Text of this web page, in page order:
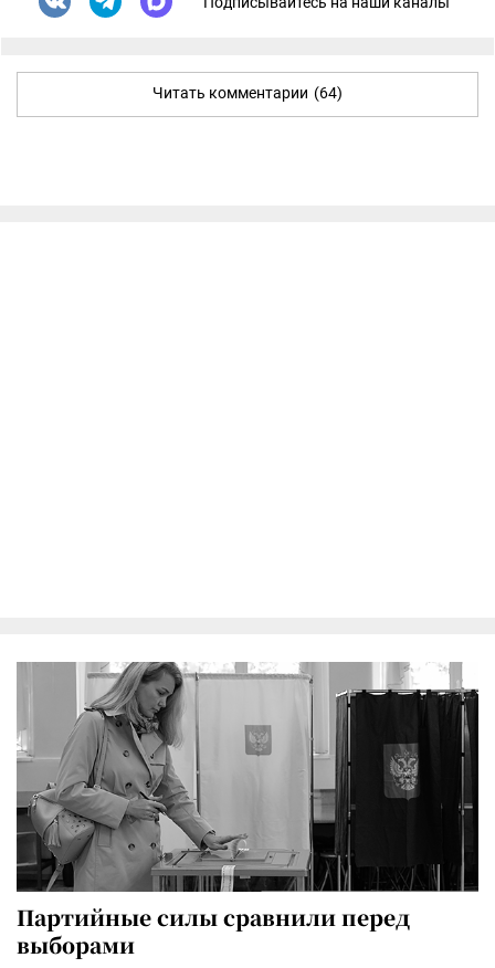
Читать комментарии (64)
Партийные силы сравнили перед
выборами